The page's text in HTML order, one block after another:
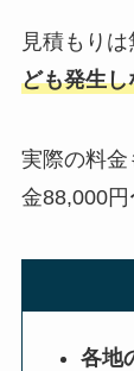
見積もりは
ども発生し
実際の料
金88,000円
各地